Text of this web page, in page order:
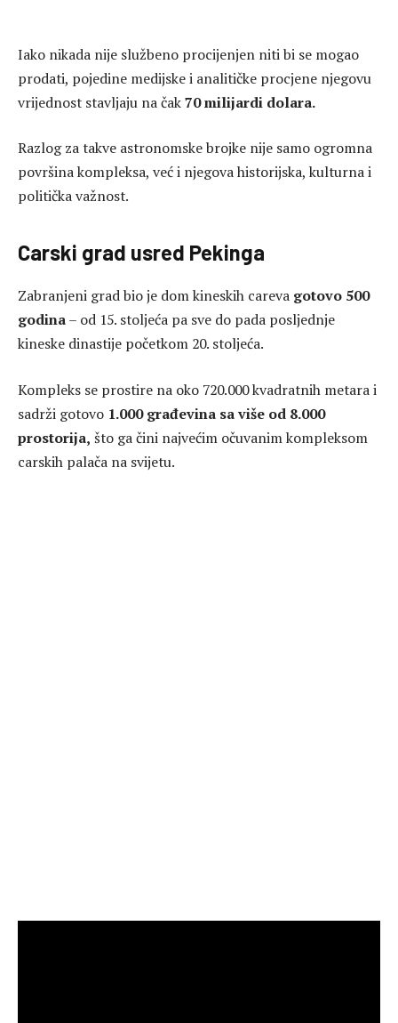
Iako nikada nije službeno procijenjen niti bi se mogao
prodati, pojedine medijske i analitičke procjene njegovu
vrijednost stavljaju na čak70 milijardi dolara.
Razlog za takve astronomske brojke nije samo ogromna
površina kompleksa, već i njegova historijska, kulturna i
politička važnost.
Carski grad usred Pekinga
Zabranjeni grad bio je dom kineskih careva gotovo 500
godina– od 15. stoljeća pa sve do pada posljednje
kineske dinastije početkom 20. stoljeća.
Kompleks se prostire na oko 720.000 kvadratnih metara i
sadrži gotovo 1.000 građevina sa više od 8.000
prostorija, što ga čini najvećim očuvanim kompleksom
carskih palača na svijetu.